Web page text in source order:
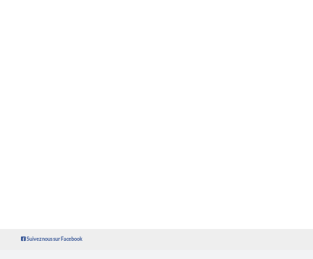
Suivez nous sur Facebook